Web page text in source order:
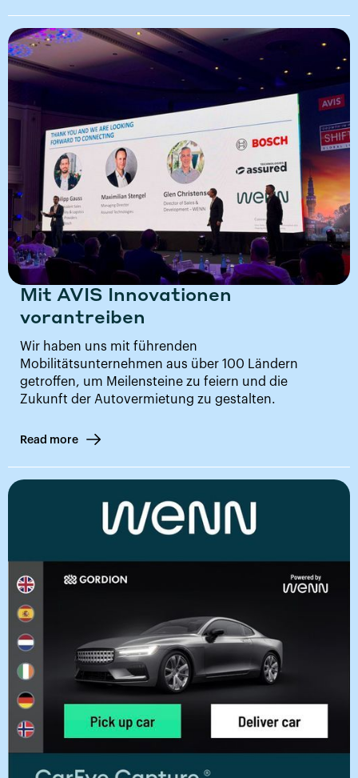
Mit AVIS Innovationen
vorantreiben
Wir haben uns mit führenden
Mobilitätsunternehmen aus über 100 Ländern
getroffen, um Meilensteine zu feiern und die
Zukunft der Autovermietung zu gestalten.
Read more